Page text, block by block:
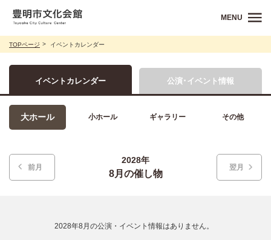
MENU
TOPページ イベントカレンダー
イベントカレンダー 公演･イベント情報
大ホール 小ホール ギャラリー その他
翌月
前月
2028年
8月の催し物
2028年8月の公演・イベント情報はありません。